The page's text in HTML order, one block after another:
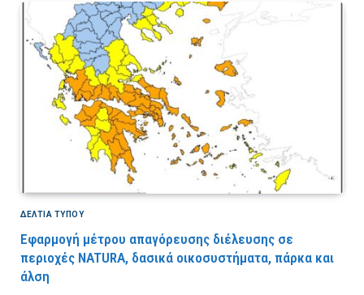
ΔΕΛΤΙΑ ΤΥΠΟΥ
Εφαρμογή μέτρου απαγόρευσης διέλευσης σε
περιοχές NATURA, δασικά οικοσυστήματα, πάρκα και
άλση